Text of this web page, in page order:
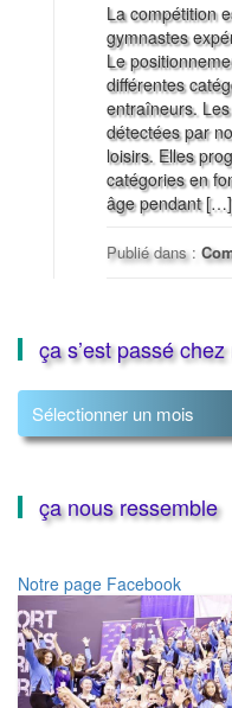
La compétition
gymnastes
Le
différentes
entraîneurs.
détectées par
loisirs. Elles
catégories en
âge pendant […]
Publié dans :
ça s’est passé
ça
s’est
passé
nousça nous ressemble
Notre page Facebook